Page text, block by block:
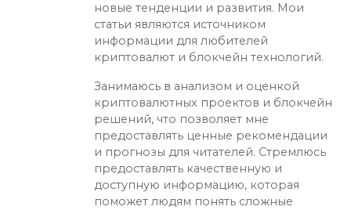
новые тенденции и развития. Мои
статьи являются источником
информации для любителей
криптовалют и блокчейн технологий.
Занимаюсь в анализом и оценкой
криптовалютных проектов и блокчейн
решений, что позволяет мне
предоставлять ценные рекомендации
и прогнозы для читателей. Стремлюсь
предоставлять качественную и
доступную информацию, которая
поможет людям понять сложные